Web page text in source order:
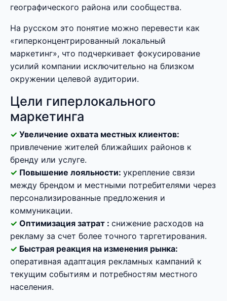
географического района или сообщества.
На русском это понятие можно перевести как
«гиперконцентрированный локальный
маркетинг», что подчеркивает фокусирование
усилий компании исключительно на близком
окружении целевой аудитории.
Цели гиперлокального
маркетинга
Увеличение охвата местных клиентов:
привлечение жителей ближайших районов к
бренду или услуге.
Повышение лояльности: укрепление связи
между брендом и местными потребителями через
персонализированные предложения и
коммуникации.
Оптимизация затрат : снижение расходов на
рекламу за счет более точного таргетирования.
Быстрая реакция на изменения рынка:
оперативная адаптация рекламных кампаний к
текущим событиям и потребностям местного
населения.